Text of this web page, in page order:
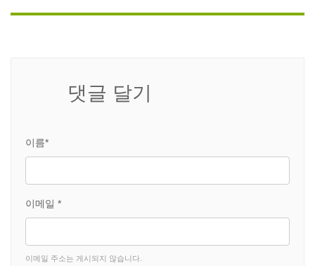
댓글 달기
이름*
이메일 *
이메일 주소는 게시되지 않습니다.